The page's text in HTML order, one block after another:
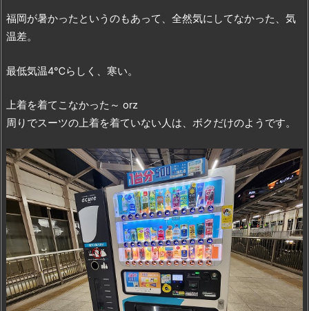
福岡が暑かったというのもあって、全然気にしてなかった、気
温差。
最低気温4℃らしく、寒い。
上着を着てこなかった～ orz
周りでスーツの上着を着ていない人は、ボクだけのようです。